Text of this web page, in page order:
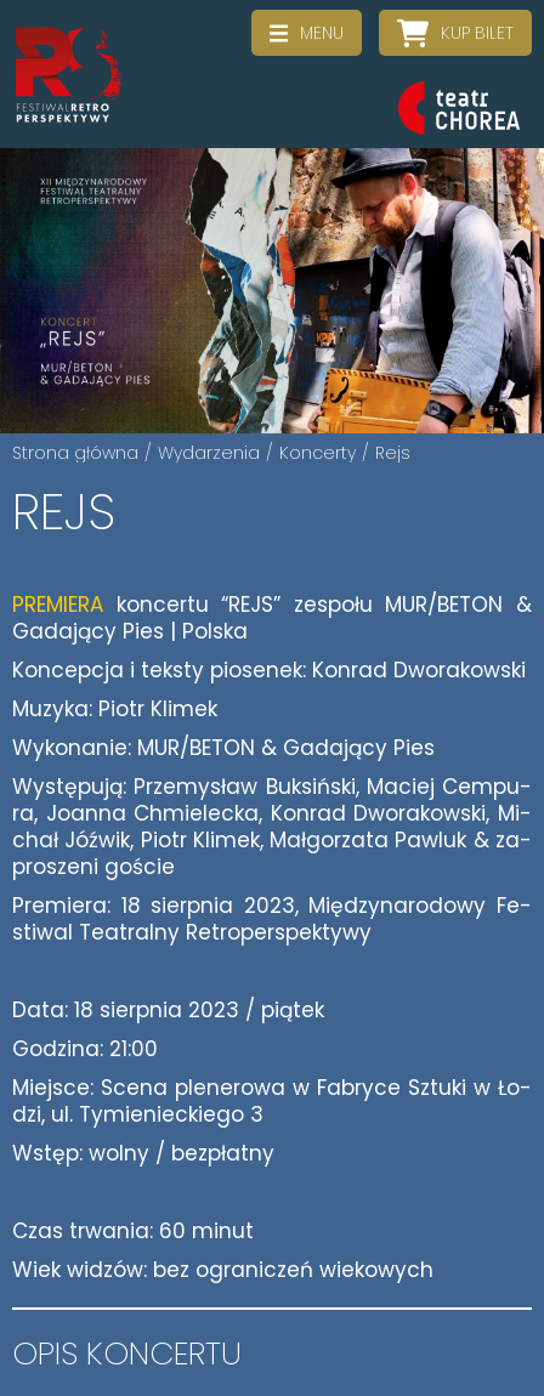
MENU KUP BILET
Strona główna / Wydarzenia / Koncerty / Rejs
REJS
PRE­MIE­RA kon­cer­tu “REJS” ze­spo­łu MUR/BE­TON &
Ga­da­ją­cy Pies | Pol­ska
Kon­cep­cja i tek­sty pio­se­nek: Kon­rad Dwo­ra­kow­ski
Mu­zy­ka: Piotr Kli­mek
Wy­ko­na­nie: MUR/BE­TON & Ga­da­ją­cy Pies
Wy­stę­pu­ją: Prze­my­sław Buk­siń­ski, Ma­ciej Cem­pu­
ra, Jo­an­na Chmie­lec­ka, Kon­rad Dwo­ra­kow­ski, Mi­
chał Jóź­wik, Piotr Kli­mek, Mał­go­rza­ta Paw­luk & za­
pro­sze­ni go­ście
Pre­mie­ra: 18 sierp­nia 2023, Mię­dzy­na­ro­do­wy Fe­
sti­wal Te­atral­ny Re­tro­per­spek­ty­wy
Data: 18 sierp­nia 2023 / pią­tek
Go­dzi­na: 21:00
Miej­sce: Sce­na ple­ne­ro­wa w Fa­bry­ce Sztu­ki w Ło­
dzi, ul. Ty­mie­niec­kie­go 3
Wstęp: wol­ny / bez­płat­ny
Czas trwa­nia: 60 mi­nut
Wiek wi­dzów: bez ogra­ni­czeń wie­ko­wych
OPIS KON­CER­TU